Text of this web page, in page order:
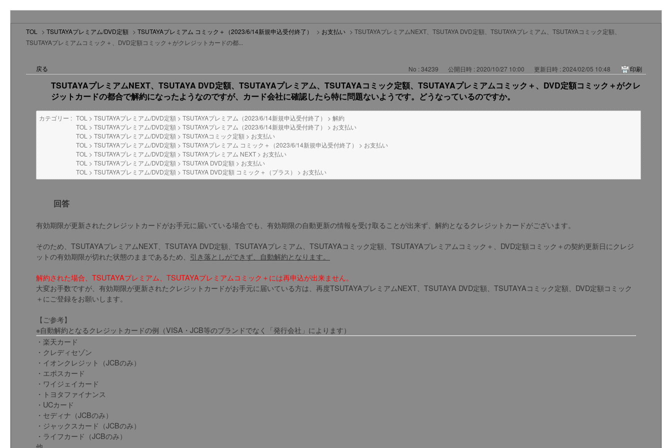
TOL > TSUTAYAプレミアム/DVD定額 > TSUTAYAプレミアム コミック＋（2023/6/14新規申込受付終了） > お支払い > TSUTAYAプレミアムNEXT、TSUTAYA DVD定額、TSUTAYAプレミアム、TSUTAYAコミック定額、
TSUTAYAプレミアムコミック＋、DVD定額コミック＋がクレジットカードの都...
戻る No : 34239 公開日時 : 2020/10/27 10:00 更新日時 : 2024/02/05 10:48 印刷
TSUTAYAプレミアムNEXT、TSUTAYA DVD定額、TSUTAYAプレミアム、TSUTAYAコミック定額、TSUTAYAプレミアムコミック＋、DVD定額コミック＋がクレ
ジットカードの都合で解約になったようなのですが、カード会社に確認したら特に問題ないようです。どうなっているのですか。
カテゴリー : TOL > TSUTAYAプレミアム/DVD定額 > TSUTAYAプレミアム（2023/6/14新規申込受付終了） > 解約
TOL > TSUTAYAプレミアム/DVD定額 > TSUTAYAプレミアム（2023/6/14新規申込受付終了） > お支払い
TOL > TSUTAYAプレミアム/DVD定額 > TSUTAYAコミック定額 > お支払い
TOL > TSUTAYAプレミアム/DVD定額 > TSUTAYAプレミアム コミック＋（2023/6/14新規申込受付終了） > お支払い
TOL > TSUTAYAプレミアム/DVD定額 > TSUTAYAプレミアム NEXT > お支払い
TOL > TSUTAYAプレミアム/DVD定額 > TSUTAYA DVD定額 > お支払い
TOL > TSUTAYAプレミアム/DVD定額 > TSUTAYA DVD定額 コミック＋（プラス） > お支払い
回答
有効期限が更新されたクレジットカードがお手元に届いている場合でも、有効期限の自動更新の情報を受け取ることが出来ず、解約となるクレジットカードがございます。
そのため、TSUTAYAプレミアムNEXT、TSUTAYA DVD定額、TSUTAYAプレミアム、TSUTAYAコミック定額、TSUTAYAプレミアムコミック＋、DVD定額コミック＋の契約更新日にクレジ
ットの有効期限が切れた状態のままであるため、 引き落としができず、自動解約となります。
解約された場合、TSUTAYAプレミアム、TSUTAYAプレミアムコミック＋には再申込が出来ません。
大変お手数ですが、有効期限が更新されたクレジットカードがお手元に届いている方は、再度TSUTAYAプレミアムNEXT、TSUTAYA DVD定額、TSUTAYAコミック定額、DVD定額コミック
＋にご登録をお願いします。
【ご参考】
※自動解約となるクレジットカードの例（VISA・JCB等のブランドでなく「発行会社」によります）
・楽天カード
・クレディセゾン
・イオンクレジット（JCBのみ）
・エポスカード
・ワイジェイカード
・トヨタファイナンス
・UCカード
・セディナ（JCBのみ）
・ジャックスカード（JCBのみ）
・ライフカード（JCBのみ）